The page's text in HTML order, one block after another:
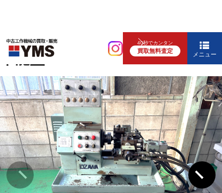
40秒でカンタン
買取無料査定 メニュー
汎用旋盤
単能盤